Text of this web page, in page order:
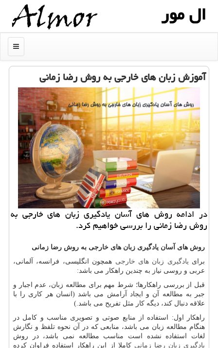
ال مور
منو
آموزش زبان های خارجی به روش رضا زمانی
در ادامه روش های آسان یادگیری زبان های خارجی به
روش رضا زمانی را بررسی خواهیم کرد.
روش های آسان یادگیری زبان های خارجی به روش رضا زمانی
برای یادگیری زبان های خارجی همچون انگلیسی، فرانسه، آلمانی،
عربی و روسی نیاز به چندین راهکار می باشد:
قبل از بررسی راهکارها؛ شرط مهم برای مطالعه زبان، عدم اجبار و
جبر به مطالعه آن و ایجاد آرامش می باشد (انسان هر کاری را با
علاقه دنبال کند، دیگه کار مثل تفریح می باشد.)
راهکار اول: استفاده از منابع صوتی و تصویری مناسب و کامل در
هنگام مطالعه زبان می باشد، منابعی که در آن نحوه تلفظ و نگارش
لغات استفاده نشده است مناسب مطالعه نمی باشد، در روش
یادگیری زبان رضا زمانی کاملا از این راهکار استفاده فراوان کرده